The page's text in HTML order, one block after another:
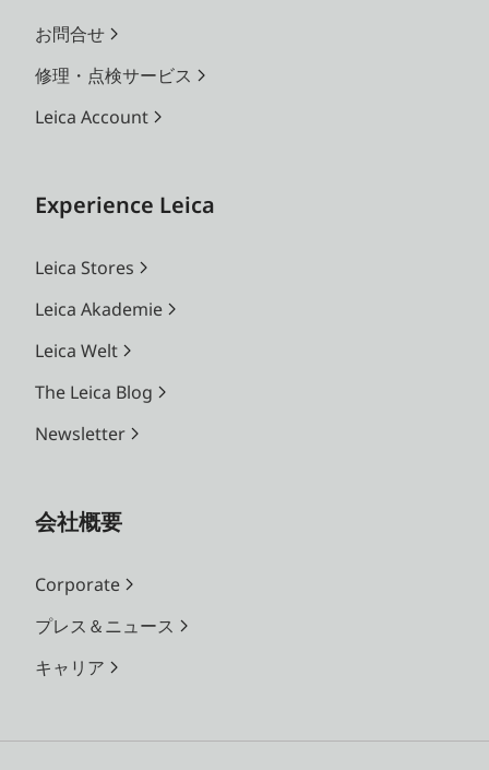
お問合せ
修理・点検サービス
Leica Account
Experience Leica
Leica Stores
Leica Akademie
Leica Welt
The Leica Blog
Newsletter
会社概要
Corporate
プレス＆ニュース
キャリア